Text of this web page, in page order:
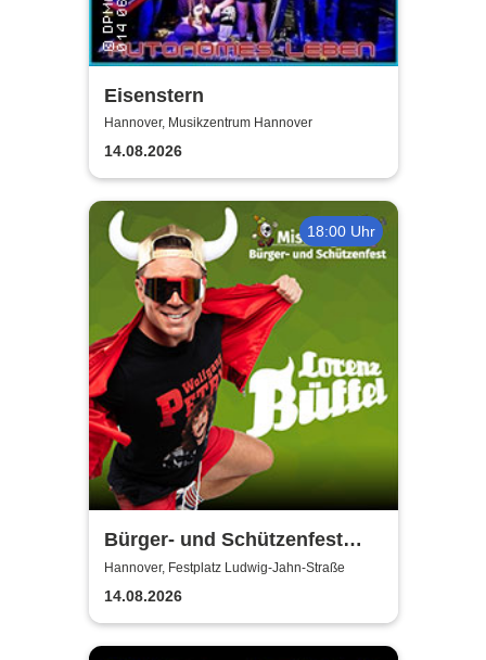
Eisenstern
Hannover, Musikzentrum Hannover
14.08.2026
18:00 Uhr
Bürger- und Schützenfest
Misburg
Hannover, Festplatz Ludwig-Jahn-Straße
14.08.2026